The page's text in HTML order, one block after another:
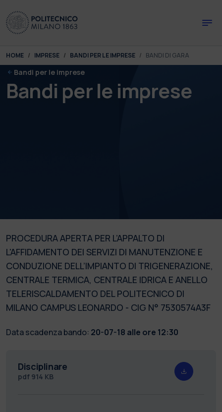
You are here:
HOME IMPRESE BANDI PER LE IMPRESE BANDI DI GARA
Bandi per le imprese
Bandi per le imprese
PROCEDURA APERTA PER L’APPALTO DI
L'AFFIDAMENTO DEI SERVIZI DI MANUTENZIONE E
CONDUZIONE DELL’IMPIANTO DI TRIGENERAZIONE,
CENTRALE TERMICA, CENTRALE IDRICA E ANELLO
TELERISCALDAMENTO DEL POLITECNICO DI
MILANO CAMPUS LEONARDO - CIG N° 7530574A3F
Data scadenza bando: 20-07-18 alle ore 12:30
Disciplinare
pdf 914 KB